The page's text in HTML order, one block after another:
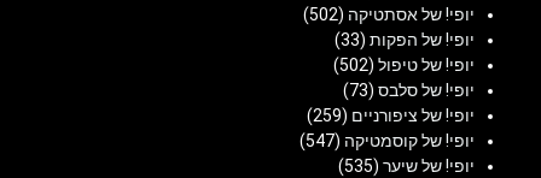
יופי! של אסתטיקה (502)
יופי! של הפקות (33)
יופי! של טיפול (502)
יופי! של סלבס (73)
יופי! של ציפורניים (259)
יופי! של קוסמטיקה (547)
יופי! של שיער (535)